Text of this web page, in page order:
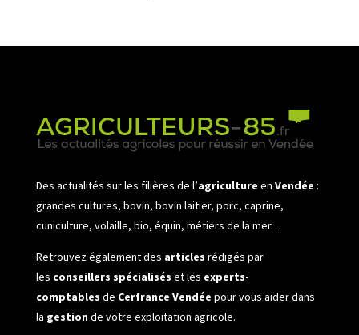
Des actualités sur les filières de l’agriculture en Vendée :
grandes cultures, bovin, bovin laitier, porc, caprine,
cuniculture, volaille, bio, équin, métiers de la mer…
Retrouvez également des articles rédigés par
les conseillers spécialisés et les experts-
comptables de Cerfrance Vendée pour vous aider dans
la gestionde votre exploitation agricole.